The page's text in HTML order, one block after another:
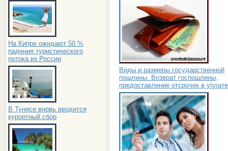
На Кипре ожидают 50 %
падения туристического
потока из России
В Тунисе вновь вводится
курортный сбор
Виды и размеры государственной
пошлины. Возврат госпошлины,
предоставление отсрочек в уплате